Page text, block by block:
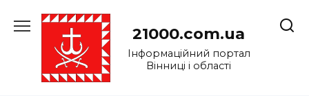
до
21000.com.ua
Інформаційний портал
Вінниці і області